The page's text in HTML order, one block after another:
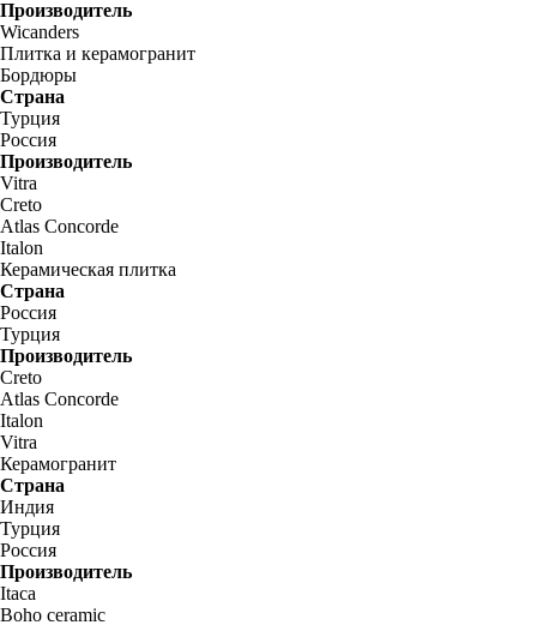
Производитель
Wicanders
Плитка и керамогранит
Бордюры
Страна
Турция
Россия
Производитель
Vitra
Creto
Atlas Concorde
Italon
Керамическая плитка
Страна
Россия
Турция
Производитель
Creto
Atlas Concorde
Italon
Vitra
Керамогранит
Страна
Индия
Турция
Россия
Производитель
Itaca
Boho ceramic